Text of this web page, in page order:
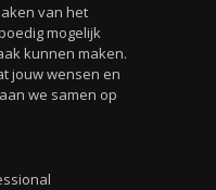
van het
mogelijk
kunnen maken.
jouw wensen en
we samen op